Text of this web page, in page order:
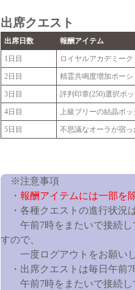
出席クエスト
出席日数 報酬アイテム
1日目 ロイヤルアカデミー
2日目 精霊共鳴度増加ポーシ
3日目 評判印章(250)選択ボ
4日目 上級ブリーの結晶ボッ
5日目 不思議なオーラが宿っ
※注意事項
・ 報酬アイテムには一部を
・各種クエストの進行状況
午前7時をまたいで接続し
すので、
一度ログアウトをお願い
・出席クエストは毎日午前
午前7時をまたいで接続し